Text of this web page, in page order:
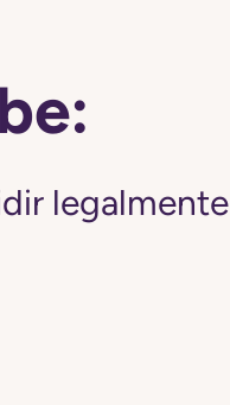
legalmente